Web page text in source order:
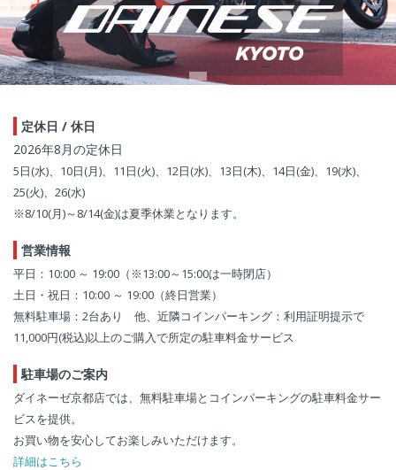
定休日 / 休日
2026年8月の定休日
5日(水)、10日(月)、11日(火)、12日(水)、13日(木)、14日(金)、19(水)、
25(火)、26(水)
※8/10(月)～8/14(金)は夏季休業となります。
営業情報
平日：10:00 ～ 19:00（※13:00～15:00は一時閉店）
土日・祝日：10:00 ～ 19:00（終日営業）
無料駐車場：2台あり 他、近隣コインパーキング：利用証明提示で
11,000円(税込)以上のご購入で所定の駐車料金サービス
駐車場のご案内
ダイネーゼ京都店では、無料駐車場とコインパーキングの駐車料金サー
ビスを提供。
お買い物を安心してお楽しみいただけます。
詳細はこちら